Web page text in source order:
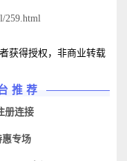
259.html
获得授权，非商业转载
推荐
册连接
专场